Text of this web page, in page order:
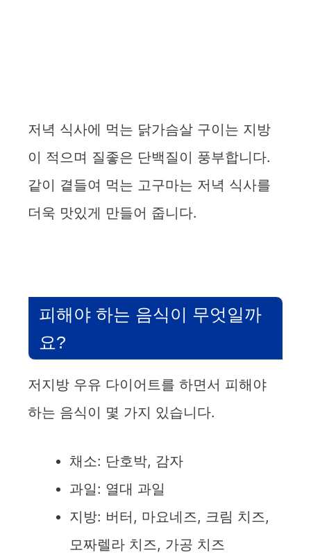
저녁 식사에 먹는 닭가슴살 구이는 지방
이 적으며 질좋은 단백질이 풍부합니다.
같이 곁들여 먹는 고구마는 저녁 식사를
더욱 맛있게 만들어 줍니다.
피해야 하는 음식이 무엇일까
요?
저지방 우유 다이어트를 하면서 피해야
하는 음식이 몇 가지 있습니다.
채소: 단호박, 감자
과일: 열대 과일
지방: 버터, 마요네즈, 크림 치즈,
모짜렐라 치즈, 가공 치즈